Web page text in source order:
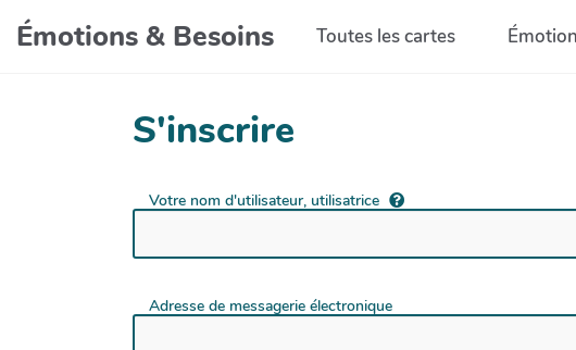
Aller au contenu principal
Émotions & Besoins Toutes les cartes
S'inscrire
Votre nom d'utilisateur, utilisatrice
Adresse de messagerie électronique